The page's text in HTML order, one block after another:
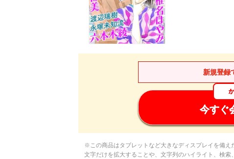
新規登録
今すぐ
※この商品はタブレットなど大きなディスプレイを備え
文字だけを拡大することや、文字列のハイライト、検索